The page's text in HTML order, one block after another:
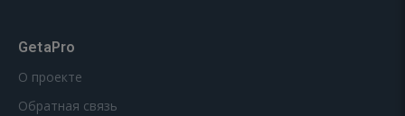
GetaPro
О проекте
Обратная связь